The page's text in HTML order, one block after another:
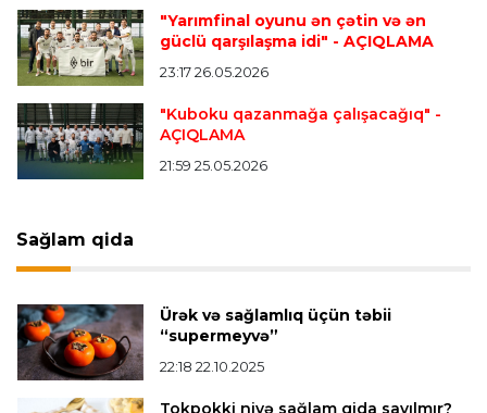
Transfer 21:55 09.08.2026
“Mançester Yunayted” və “Çelsi” Premyer
Liqanın bombardirini istəyir
Transfer 21:49 09.08.2026
“Kristal Pelas” İsrail millisinin futbolçusunu
Bütün xəbərlər >>>
"Yarımfinal oyunu ən çətin və ən
güclü qarşılaşma idi" - AÇIQLAMA
23:17 26.05.2026
"Kuboku qazanmağa çalışacağıq" -
AÇIQLAMA
21:59 25.05.2026
Sağlam qida
Ürək və sağlamlıq üçün təbii
“supermeyvə”
22:18 22.10.2025
Tokpokki niyə sağlam qida sayılmır?